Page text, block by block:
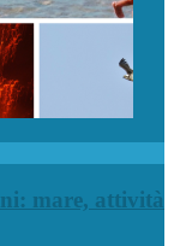
mare, attività